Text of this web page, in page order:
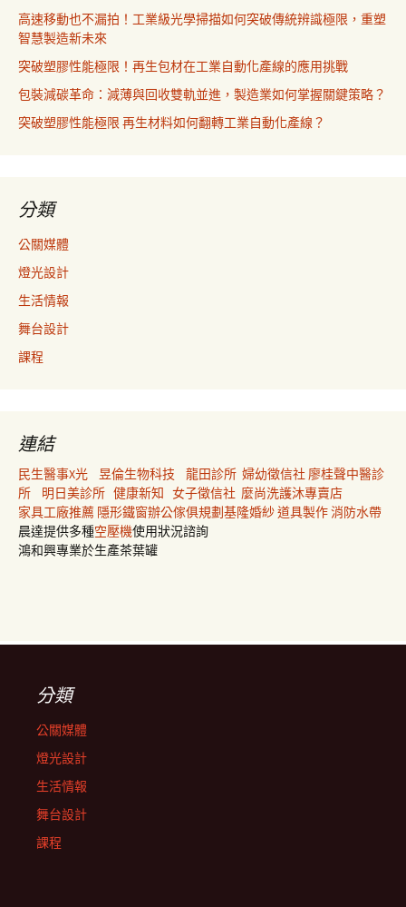
高速移動也不漏拍！工業級光學掃描如何突破傳統辨識極限，重塑
智慧製造新未來
突破塑膠性能極限！再生包材在工業自動化產線的應用挑戰
包裝減碳革命：減薄與回收雙軌並進，製造業如何掌握關鍵策略？
突破塑膠性能極限 再生材料如何翻轉工業自動化產線？
分類
公關媒體
燈光設計
生活情報
舞台設計
課程
連結
民生醫事X光 昱倫生物科技 龍田診所 婦幼徵信社 廖桂聲中醫診
所
明日美診所 健康新知 女子徵信社 麼尚洗護沐專賣店
家具工廠推薦 隱形鐵窗辦公傢俱規劃基隆婚紗道具製作消防水帶
晨達提供多種空壓機使用狀況諮詢
鴻和興專業於生產茶葉罐
分類
公關媒體
燈光設計
生活情報
舞台設計
課程